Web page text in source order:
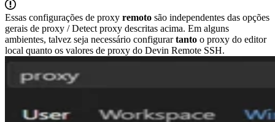
Essas configurações de proxy remoto são independentes das opções
gerais de proxy / Detect proxy descritas acima. Em alguns
ambientes, talvez seja necessário configurartanto o proxy do editor
local quanto os valores de proxy do Devin Remote SSH.